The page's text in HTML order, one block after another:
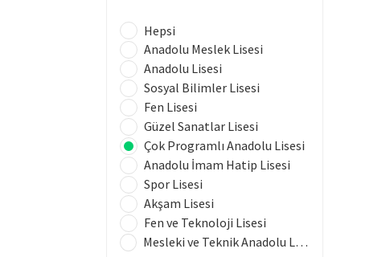
Hepsi
Anadolu Meslek Lisesi
Anadolu Lisesi
Sosyal Bilimler Lisesi
Fen Lisesi
Güzel Sanatlar Lisesi
Çok Programlı Anadolu Lisesi
Anadolu İmam Hatip Lisesi
Spor Lisesi
Akşam Lisesi
Fen ve Teknoloji Lisesi
Mesleki ve Teknik Anadolu Lisesi